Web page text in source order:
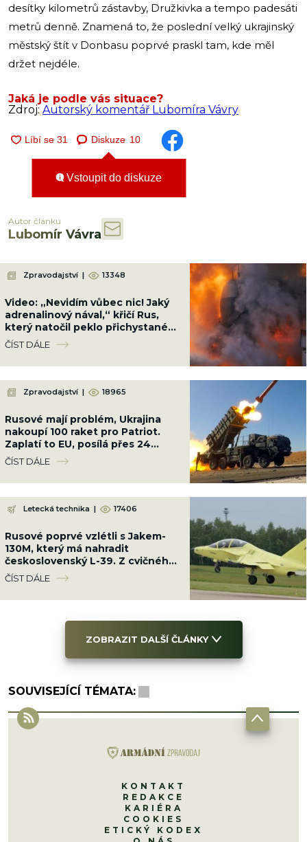
desítky kilometrů zástavby, Družkivka a tempo padesáti
metrů denně. Znamená to, že poslední velký ukrajinský
městský štít v Donbasu poprvé praskl tam, kde měl
držet nejdéle.
Jaká je podle vás situace?
Zdroj: Autorský komentář Lubomíra Vávry
Diskuze 10
Vstoupit do diskuze
Autor článku
Lubomír Vávra
Zpravodajství | 13348
Video: „Nevidím vůbec nic! Jaký
adrenalinový nával,“ křičí Rus,
který natočil peklo přichystané
Ukrajinci cestou na Krym
ČÍST DÁLE
Zpravodajství | 18965
Rusové mají problém, Ukrajina
nakoupí 100 raket pro Patriot.
Zaplatí to EU, posílá přes 24
miliard Kč
ČÍST DÁLE
Letecká technika | 17406
Rusové poprvé vzlétli s Jakem-
130M, který má nahradit
československý L-39. Z cvičného
letounu dělají bojový
ČÍST DÁLE
ZOBRAZIT DALŠÍ ČLÁNKY
SOUVISEJÍCÍ TÉMATA:
KONTAKT
REDAKCE
KARIÉRA
COOKIES
ETICKÝ KODEX